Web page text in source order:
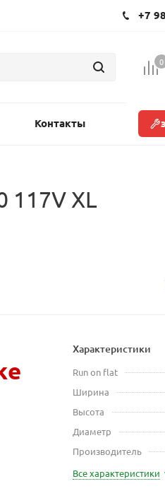
+7
0
Контакты
117V XL
Характеристики
Run on flat
Ширина
Высота
Диаметр
Производитель
Все характеристики